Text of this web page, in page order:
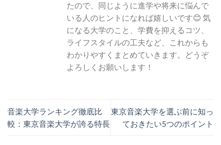
たので、同じように進学や将来に悩んで
いる人のヒントになれば嬉しいです😊 気
になる大学のこと、学費を抑えるコツ、
ライフスタイルの工夫など、これからも
わかりやすくまとめていきます。どうぞ
よろしくお願いします！
音楽大学ランキング徹底比
較：東京音楽大学が誇る特長
東京音楽大学を選ぶ前に知っ
ておきたい5つのポイント